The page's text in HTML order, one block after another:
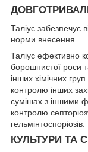
Таліус забезпечує
норми внесення.
Таліус ефективно
борошнистої роси
інших хімічних
контролю інших
сумішах з іншими
контролю
гельмінтоспоріозів.
КУЛЬТУРИ ТА